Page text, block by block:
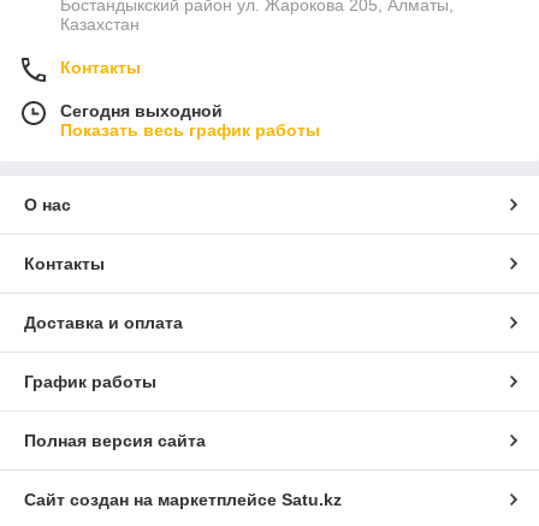
Бостандыкский район ул. Жарокова 205, Алматы,
Казахстан
Контакты
Сегодня выходной
Показать весь график работы
О нас
Контакты
Доставка и оплата
График работы
Полная версия сайта
Сайт создан на маркетплейсе Satu.kz